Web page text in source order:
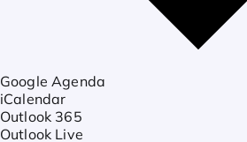
Google Agenda
iCalendar
Outlook 365
Outlook Live